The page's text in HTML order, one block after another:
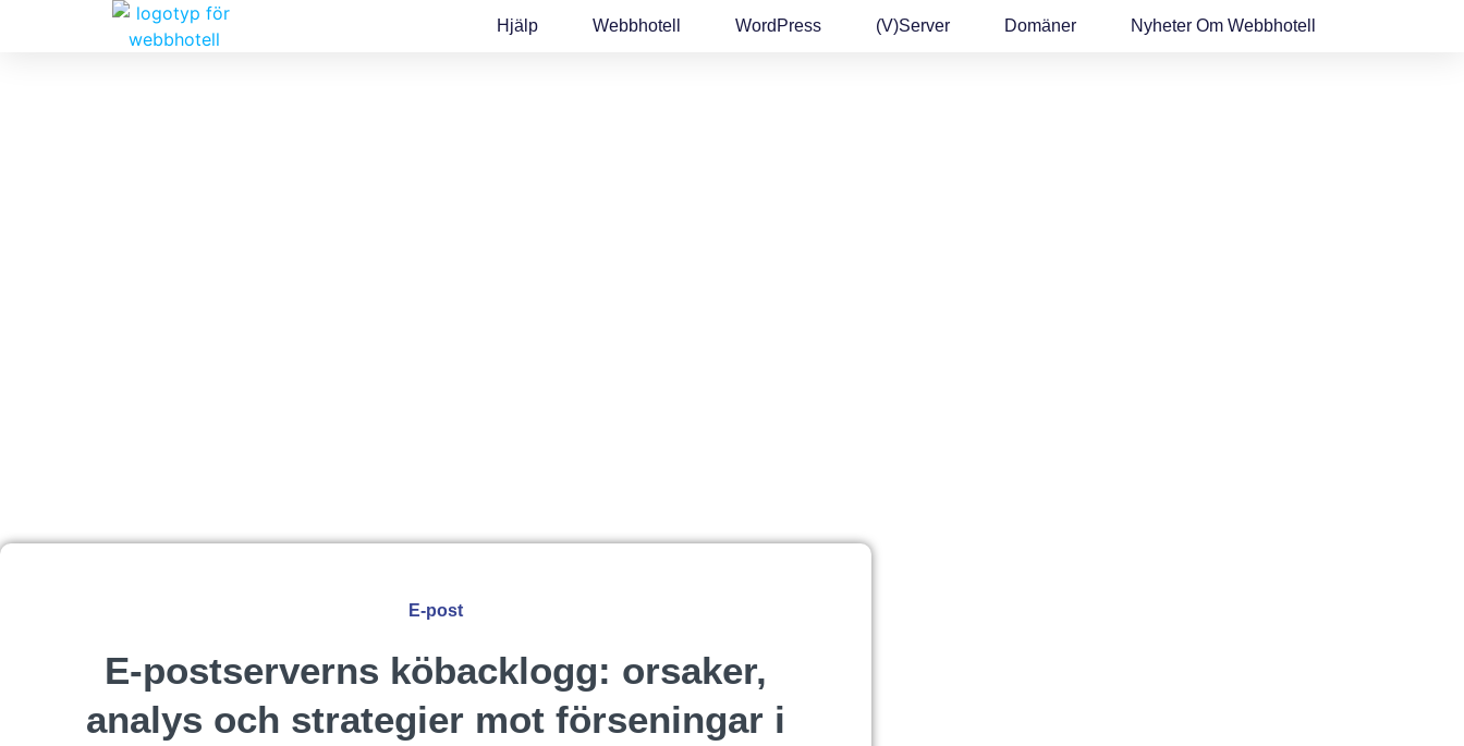
Hjälp Webbhotell WordPress (v)Server Domäner Nyheter Om Webbhotell
E-post
E-postserverns köbacklogg: orsaker,
analys och strategier mot förseningar i